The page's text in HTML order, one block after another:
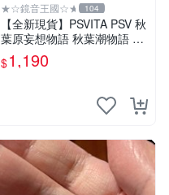
★☆鏡音王國☆★ 104
【全新現貨】PSVITA PSV 秋
葉原妄想物語 秋葉潮物語 AK
IBA’S BEAT 純日版 日文版
$1,190